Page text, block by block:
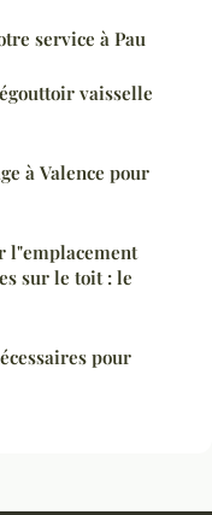
service à Pau
vaisselle
à Valence pour
l"emplacement
sur le toit : le
pour